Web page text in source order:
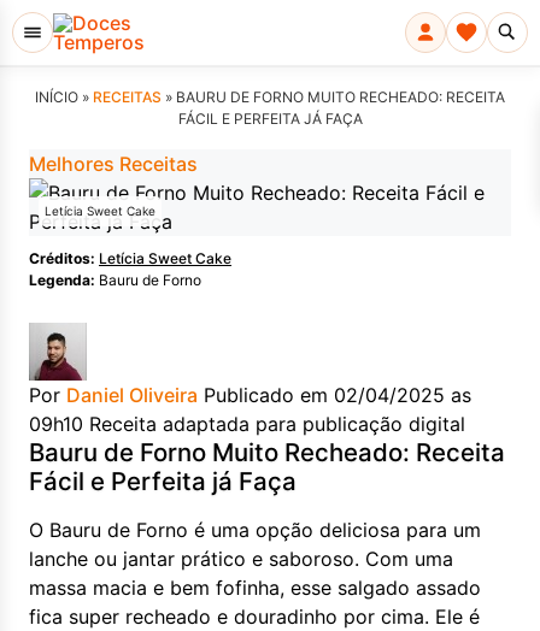
INÍCIO » RECEITAS » BAURU DE FORNO MUITO RECHEADO: RECEITA
FÁCIL E PERFEITA JÁ FAÇA
Melhores Receitas
Letícia Sweet Cake
Créditos: Letícia Sweet Cake
Legenda: Bauru de Forno
Por Daniel Oliveira Publicado em 02/04/2025 as
09h10 Receita adaptada para publicação digital
Bauru de Forno Muito Recheado: Receita
Fácil e Perfeita já Faça
O Bauru de Forno é uma opção deliciosa para um
lanche ou jantar prático e saboroso. Com uma
massa macia e bem fofinha, esse salgado assado
fica super recheado e douradinho por cima. Ele é